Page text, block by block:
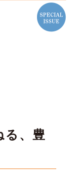
る、豊